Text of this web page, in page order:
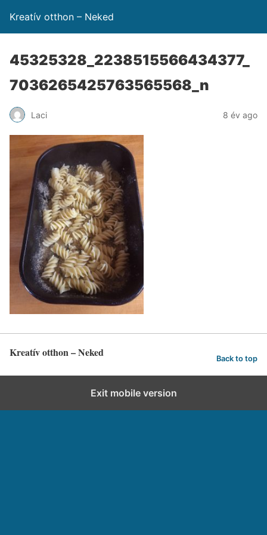
Kreatív otthon – Neked
45325328_2238515566434377_
7036265425763565568_n
Laci 8 év ago
Kreatív otthon – Neked Back to top
Exit mobile version